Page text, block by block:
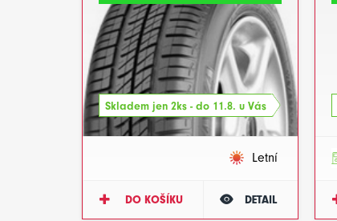
Skladem jen 2ks - do 11.8. u Vás
Letní
DO KOŠÍKU DETAIL